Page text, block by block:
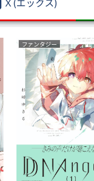
ファンタジー